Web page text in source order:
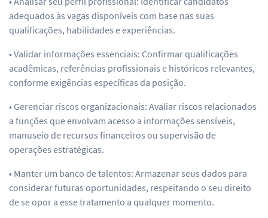
adequados às vagas disponíveis com base nas suas
qualificações, habilidades e experiências.
• Validar informações essenciais: Confirmar qualificações
acadêmicas, referências profissionais e históricos relevantes,
conforme exigências específicas da posição.
• Gerenciar riscos organizacionais: Avaliar riscos relacionados
a funções que envolvam acesso a informações sensíveis,
manuseio de recursos financeiros ou supervisão de
operações estratégicas.
• Manter um banco de talentos: Armazenar seus dados para
considerar futuras oportunidades, respeitando o seu direito
de se opor a esse tratamento a qualquer momento.